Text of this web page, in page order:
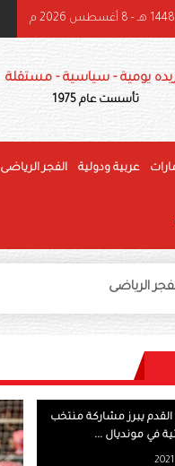
بذكرى استقلال بلاده
يومية - سياسية - مستقلة
تأسست عام 1975
عربية ودولية الفجر الرياضى
الرياضى
القدم يبرز مشاركة منتخب
في مونديال ...